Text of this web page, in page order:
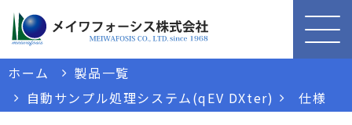
ホーム
製品一覧
自動サンプル処理システム(qEV DXter)
仕様